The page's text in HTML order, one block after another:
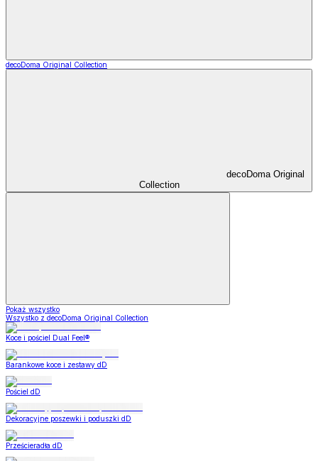
decoDoma Original Collection
decoDoma Original
Collection
Pokaż wszystko
Wszystko z decoDoma Original Collection
Koce i pościel Dual Feel®
Barankowe koce i zestawy dD
Pościel dD
Dekoracyjne poszewki i poduszki dD
Prześcieradła dD